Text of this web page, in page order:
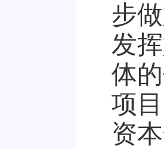
步
发
体
项
资